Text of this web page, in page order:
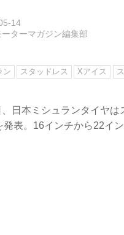
14
ターマガジン編集部
ン スタッドレス Xアイス
日本ミシュランタイヤ
発表。16インチから22イ